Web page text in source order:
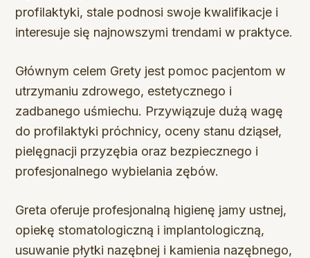
profilaktyki, stale podnosi swoje kwalifikacje i
interesuje się najnowszymi trendami w praktyce.
Głównym celem Grety jest pomoc pacjentom w
utrzymaniu zdrowego, estetycznego i
zadbanego uśmiechu. Przywiązuje dużą wagę
do profilaktyki próchnicy, oceny stanu dziąseł,
pielęgnacji przyzębia oraz bezpiecznego i
profesjonalnego wybielania zębów.
Greta oferuje profesjonalną higienę jamy ustnej,
opiekę stomatologiczną i implantologiczną,
usuwanie płytki nazębnej i kamienia nazębnego,